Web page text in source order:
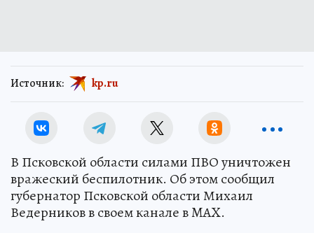
Источник: kp.ru
В Псковской области силами ПВО уничтожен
вражеский беспилотник. Об этом сообщил
губернатор Псковской области Михаил
Ведерников в своем канале в MAX.